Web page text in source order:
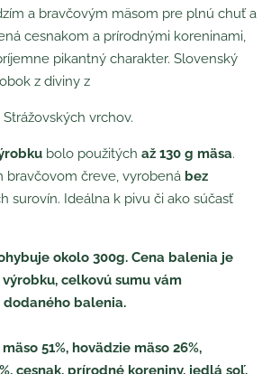
a bravčovým mäsom pre plnú chuť a
cesnakom a prírodnými koreninami,
pikantný charakter. Slovenský
z diviny z
vrchov.
bolo použitých až 130 g mäsa.
bravčovom čreve, vyrobená bez
surovín. Ideálna k pivu či ako súčasť
okolo 300g. Cena balenia je
celkovú sumu vám
balenia.
51%, hovädzie mäso 26%,
cesnak, prírodné koreniny, jedlá soľ.